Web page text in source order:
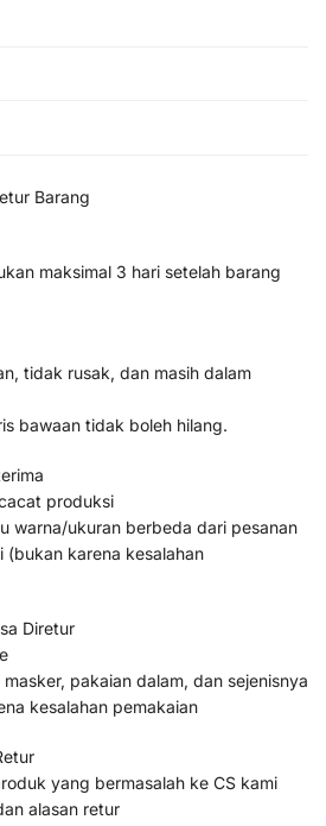
Barang
maksimal 3 hari setelah barang
tidak rusak, dan masih dalam
bawaan tidak boleh hilang.
produksi
warna/ukuran berbeda dari pesanan
karena kesalahan
Diretur
pakaian dalam, dan sejenisnya
kesalahan pemakaian
yang bermasalah ke CS kami
alasan retur